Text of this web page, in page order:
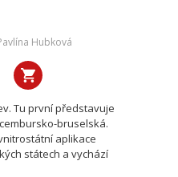
Hubková
Tu první představuje
bruselská.
aplikace
státech a vychází